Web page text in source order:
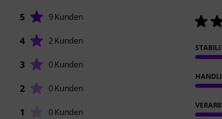
5 9 Kunden
4 2 Kunden
3 0 Kunden
2 0 Kunden
1 0 Kunden